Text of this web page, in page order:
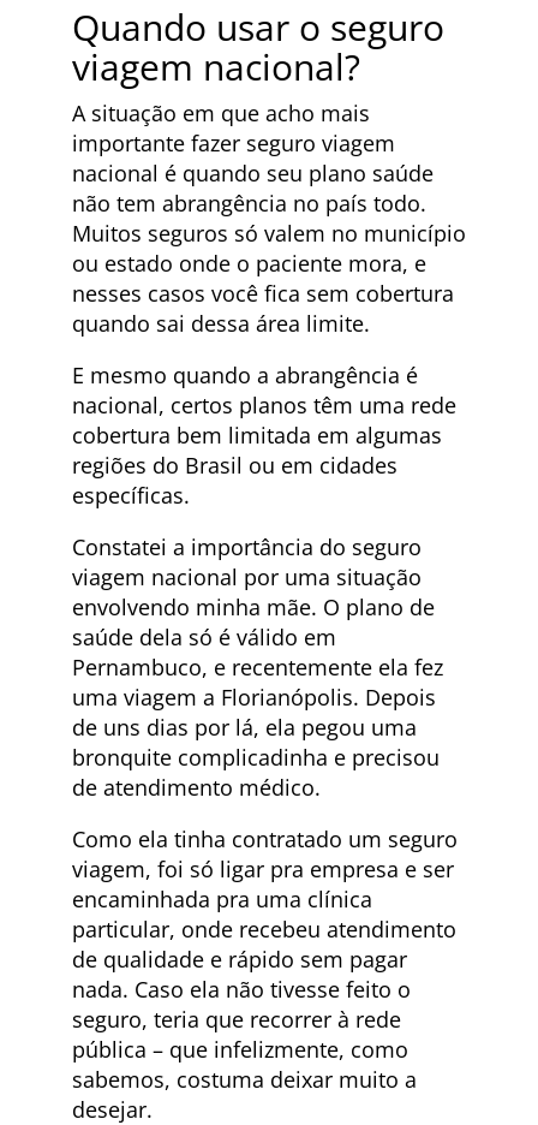
Quando usar o seguro
viagem nacional?
A situação em que acho mais
importante fazer seguro viagem
nacional é quando seu plano saúde
não tem abrangência no país todo.
Muitos seguros só valem no município
ou estado onde o paciente mora, e
nesses casos você fica sem cobertura
quando sai dessa área limite.
E mesmo quando a abrangência é
nacional, certos planos têm uma rede
cobertura bem limitada em algumas
regiões do Brasil ou em cidades
específicas.
Constatei a importância do seguro
viagem nacional por uma situação
envolvendo minha mãe. O plano de
saúde dela só é válido em
Pernambuco, e recentemente ela fez
uma viagem a Florianópolis. Depois
de uns dias por lá, ela pegou uma
bronquite complicadinha e precisou
de atendimento médico.
Como ela tinha contratado um seguro
viagem, foi só ligar pra empresa e ser
encaminhada pra uma clínica
particular, onde recebeu atendimento
de qualidade e rápido sem pagar
nada. Caso ela não tivesse feito o
seguro, teria que recorrer à rede
pública – que infelizmente, como
sabemos, costuma deixar muito a
desejar.